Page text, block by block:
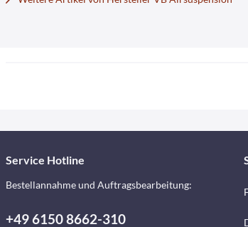
Service Hotline
Bestellannahme und Auftragsbearbeitung:
+49 6150 8662-310